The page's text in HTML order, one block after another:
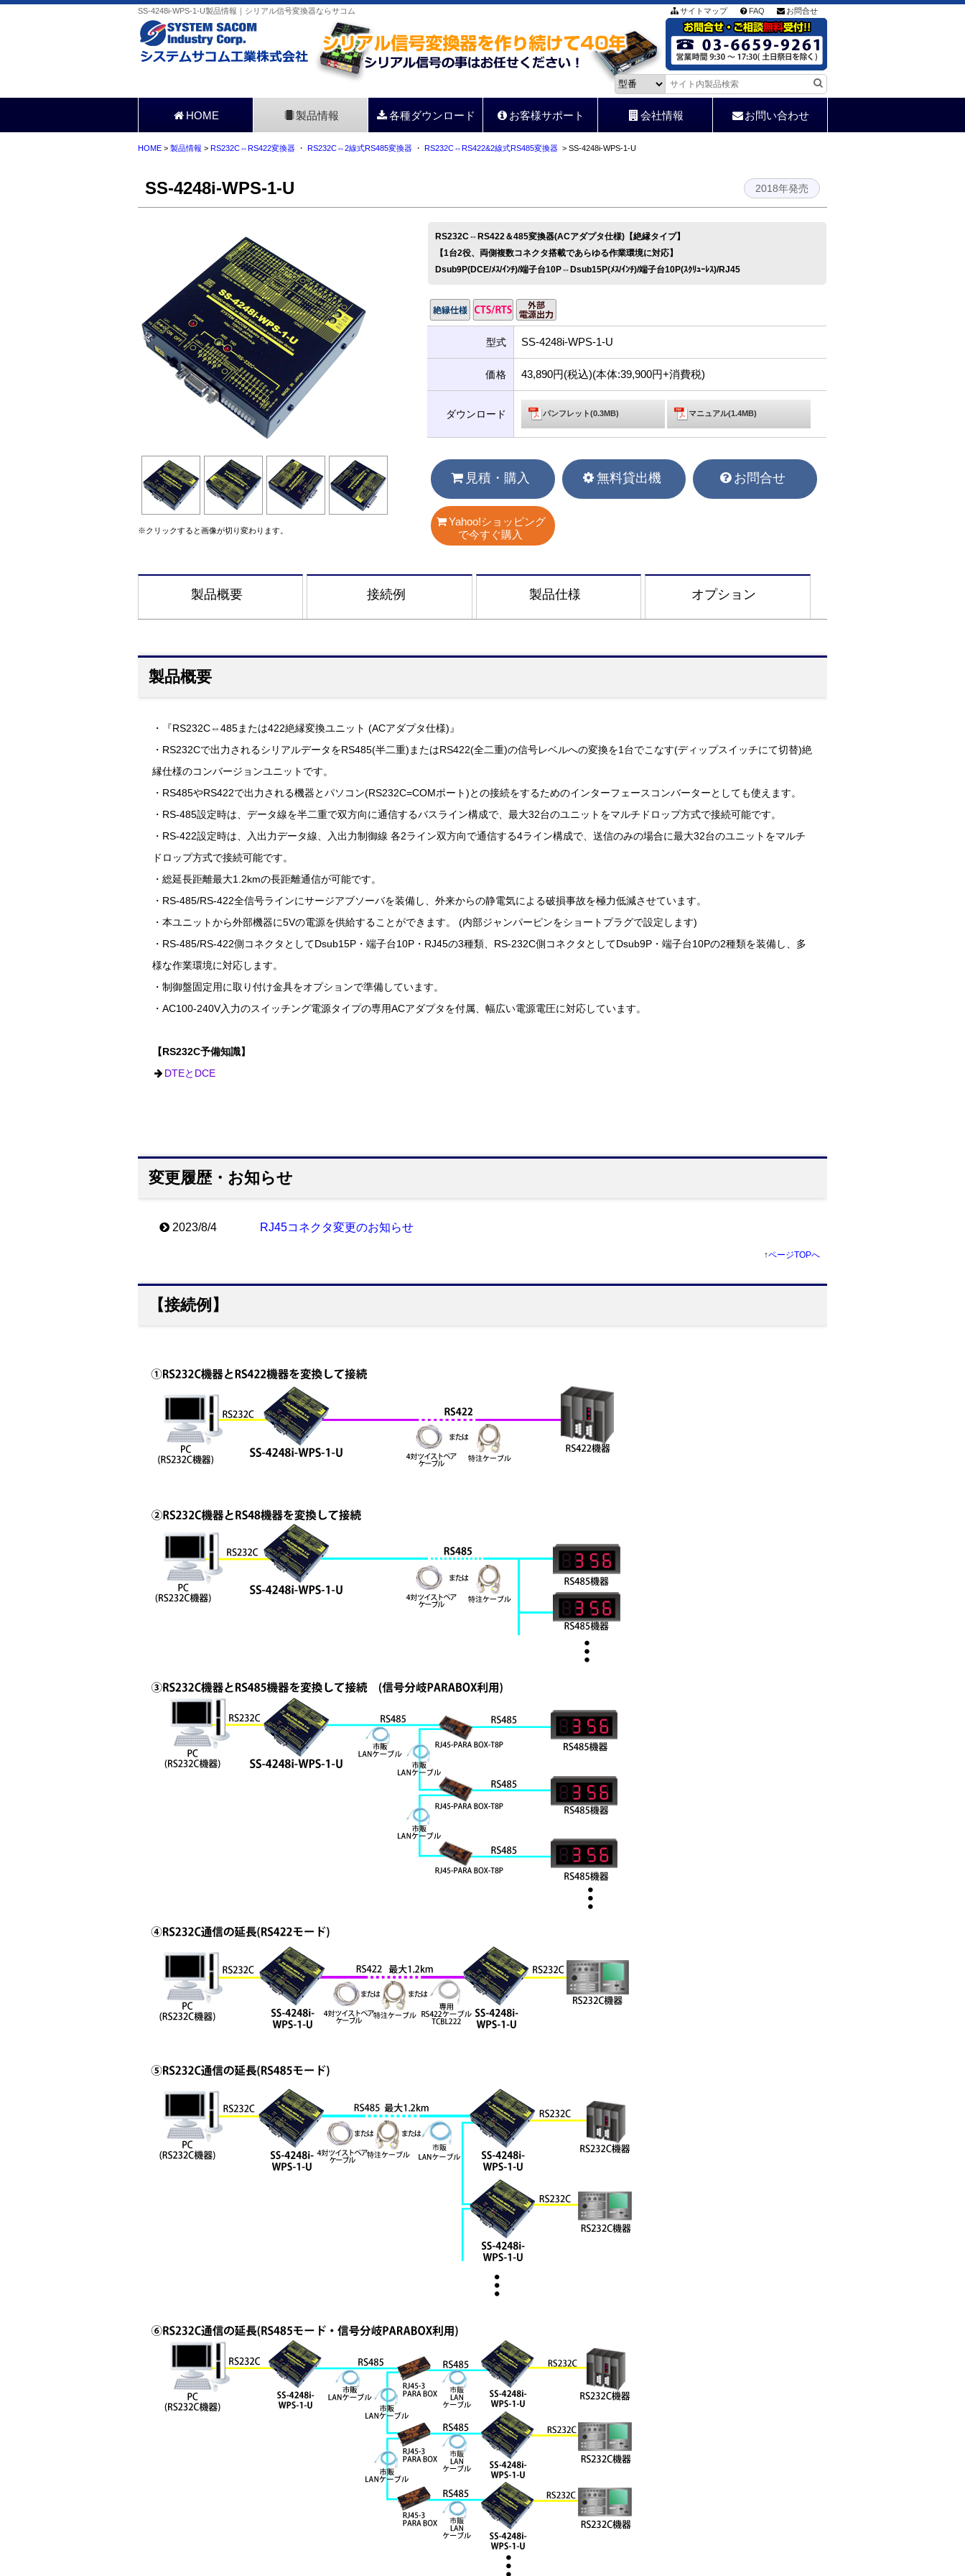
SS-4248i-WPS-1-U製品情報｜シリアル信号変換器ならサコム サイトマップ FAQ お問合せ
HOME 製品情報 各種ダウンロード お客様サポート 会社情報 お問い合わせ
HOME > 製品情報 > RS232C⇔RS422変換器 ・ RS232C⇔2線式RS485変換器 ・ RS232C⇔RS422&2線式RS485変換器 > SS-4248i-WPS-1-U
SS-4248i-WPS-1-U 2018年発売
※クリックすると画像が切り変わります。
RS232C⇔RS422＆485変換器(ACアダプタ仕様)【絶縁タイプ】
【1台2役、両側複数コネクタ搭載であらゆる作業環境に対応】
Dsub9P(DCE/ﾒｽ/ｲﾝﾁ)/端子台10P⇔Dsub15P(ﾒｽ/ｲﾝﾁ)/端子台10P(ｽｸﾘｭｰﾚｽ)/RJ45
型式 SS-4248i-WPS-1-U
価格 43,890円(税込)(本体:39,900円+消費税)
ダウンロード パンフレット(0.3MB) マニュアル(1.4MB)
見積・購入 無料貸出機 お問合せ
Yahoo!ショッピング
で今すぐ購入
製品概要 接続例 製品仕様 オプション
製品概要
・『RS232C⇔485または422絶縁変換ユニット (ACアダプタ仕様)』
・RS232Cで出力されるシリアルデータをRS485(半二重)またはRS422(全二重)の信号レベルへの変換を1台でこなす(ディップスイッチにて切替)絶
縁仕様のコンバージョンユニットです。
・RS485やRS422で出力される機器とパソコン(RS232C=COMポート)との接続をするためのインターフェースコンバーターとしても使えます。
・RS-485設定時は、データ線を半二重で双方向に通信するバスライン構成で、最大32台のユニットをマルチドロップ方式で接続可能です。
・RS-422設定時は、入出力データ線、入出力制御線 各2ライン双方向で通信する4ライン構成で、送信のみの場合に最大32台のユニットをマルチ
ドロップ方式で接続可能です。
・総延長距離最大1.2kmの長距離通信が可能です。
・RS-485/RS-422全信号ラインにサージアブソーバを装備し、外来からの静電気による破損事故を極力低減させています。
・本ユニットから外部機器に5Vの電源を供給することができます。 (内部ジャンパーピンをショートプラグで設定します)
・RS-485/RS-422側コネクタとしてDsub15P・端子台10P・RJ45の3種類、RS-232C側コネクタとしてDsub9P・端子台10Pの2種類を装備し、多
様な作業環境に対応します。
・制御盤固定用に取り付け金具をオプションで準備しています。
・AC100-240V入力のスイッチング電源タイプの専用ACアダプタを付属、幅広い電源電圧に対応しています。
【RS232C予備知識】
DTEとDCE
変更履歴・お知らせ
2023/8/4 RJ45コネクタ変更のお知らせ
↑ページTOPへ
【接続例】